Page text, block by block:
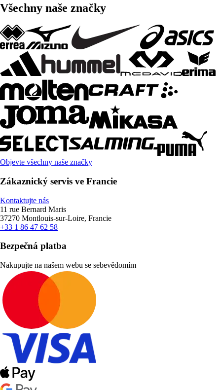
Všechny naše značky
Objevte všechny naše značky
Zákaznický servis ve Francie
Kontaktujte nás
11 rue Bernard Maris
37270 Montlouis-sur-Loire, Francie
+33 1 86 47 62 58
Bezpečná platba
Nakupujte na našem webu se sebevědomím